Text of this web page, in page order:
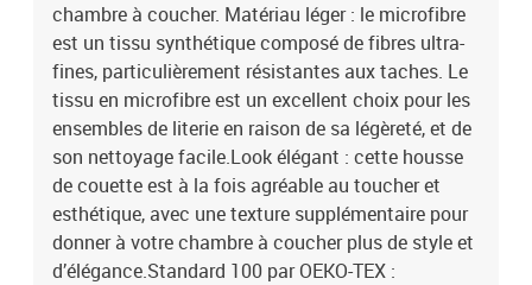
chambre à coucher. Matériau léger : le microfibre
est un tissu synthétique composé de fibres ultra-
fines, particulièrement résistantes aux taches. Le
tissu en microfibre est un excellent choix pour les
ensembles de literie en raison de sa légèreté, et de
son nettoyage facile.Look élégant : cette housse
de couette est à la fois agréable au toucher et
esthétique, avec une texture supplémentaire pour
donner à votre chambre à coucher plus de style et
d’élégance.Standard 100 par OEKO-TEX :